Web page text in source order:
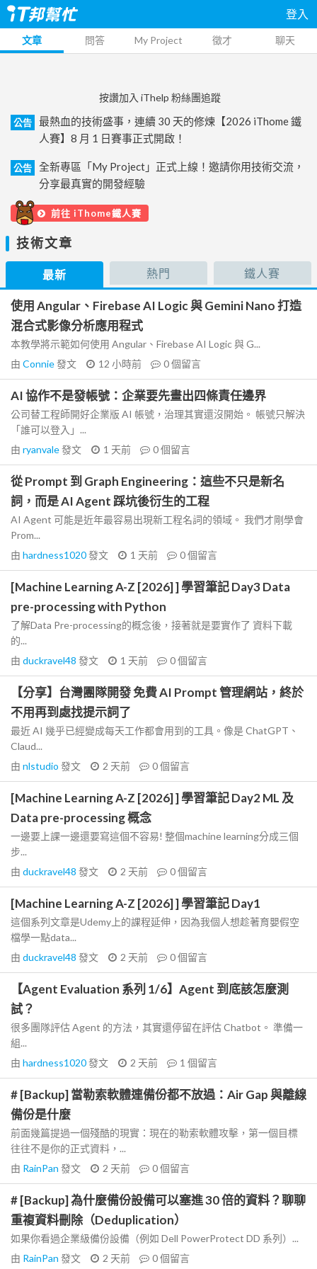
登入
文章 問答 My Project 徵才 聊天
按讚加入 iThelp 粉絲團追蹤
公告
最熱血的技術盛事，連續 30 天的修煉【2026 iThome 鐵
人賽】8 月 1 日賽事正式開啟！
公告
全新專區「My Project」正式上線！邀請你用技術交流，
分享最真實的開發經驗
前往 iThome鐵人賽
技術文章
最新 熱門 鐵人賽
使用 Angular、Firebase AI Logic 與 Gemini Nano 打造
混合式影像分析應用程式
本教學將示範如何使用 Angular、Firebase AI Logic 與 G...
由 Connie發文 12 小時前 0個留言
AI 協作不是發帳號：企業要先畫出四條責任邊界
公司替工程師開好企業版 AI 帳號，治理其實還沒開始。 帳號只解決
「誰可以登入」...
由 ryanvale發文 1 天前 0個留言
從 Prompt 到 Graph Engineering：這些不只是新名
詞，而是 AI Agent 踩坑後衍生的工程
AI Agent 可能是近年最容易出現新工程名詞的領域。 我們才剛學會
Prom...
由 hardness1020發文 1 天前 0個留言
[Machine Learning A-Z [2026] ] 學習筆記 Day3 Data
pre-processing with Python
了解Data Pre-processing的概念後，接著就是要實作了 資料下載
的...
由 duckravel48 發文 1 天前 0個留言
【分享】台灣團隊開發 免費 AI Prompt 管理網站，終於
不用再到處找提示詞了
最近 AI 幾乎已經變成每天工作都會用到的工具。像是 ChatGPT、
Claud...
由 nlstudio 發文 2 天前 0個留言
[Machine Learning A-Z [2026] ] 學習筆記 Day2 ML 及
Data pre-processing 概念
一邊要上課一邊還要寫這個不容易! 整個machine learning分成三個
步...
由 duckravel48 發文 2 天前 0個留言
[Machine Learning A-Z [2026] ] 學習筆記 Day1
這個系列文章是Udemy上的課程延伸，因為我個人想趁著育嬰假空
檔學一點data...
由 duckravel48 發文 2 天前 0個留言
【Agent Evaluation 系列 1/6】Agent 到底該怎麼測
試？
很多團隊評估 Agent 的方法，其實還停留在評估 Chatbot。 準備一
組...
由 hardness1020發文 2 天前 1 個留言
# [Backup] 當勒索軟體連備份都不放過：Air Gap 與離線
備份是什麼
前面幾篇提過一個殘酷的現實：現在的勒索軟體攻擊，第一個目標
往往不是你的正式資料，...
由 RainPan 發文 2 天前 0個留言
# [Backup] 為什麼備份設備可以塞進 30 倍的資料？聊聊
重複資料刪除（Deduplication）
如果你看過企業級備份設備（例如 Dell PowerProtect DD 系列）...
由 RainPan 發文 2 天前 0個留言